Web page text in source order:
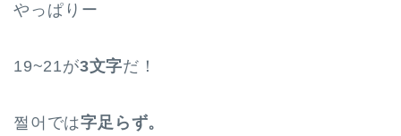
やっぱりー
19~21が3文字だ！
쩔어では字足らず。